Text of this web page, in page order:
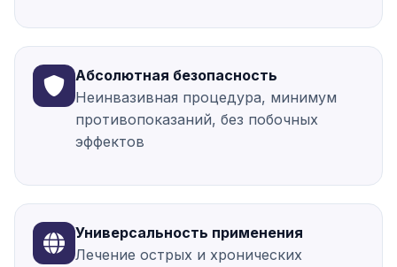
Абсолютная безопасность
Неинвазивная процедура, минимум
противопоказаний, без побочных
эффектов
Универсальность применения
Лечение острых и хронических